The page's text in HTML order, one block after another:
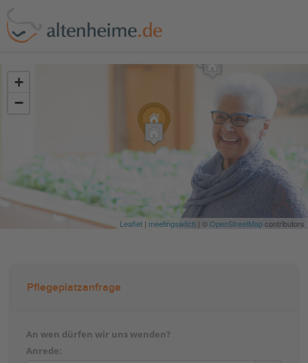
+
−
Leaflet | meetingswitch | ©OpenStreetMapcontributors
Pflegeplatzanfrage
An wen dürfen wir uns wenden?
Anrede: